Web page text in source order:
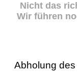
Nicht das
Wir führen
Abholung